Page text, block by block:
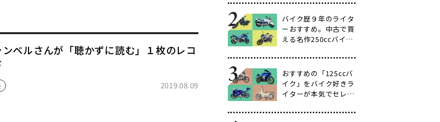
ベルさんが「聴かずに読む」１枚のレコ
2019.08.09
バイク歴９年のライタ
ーおすすめ。中古で買
える名作250ccバイク
からベテラン向けま
で】
おすすめの「125ccバ
イク」をバイク好きラ
イターが本気でセレク